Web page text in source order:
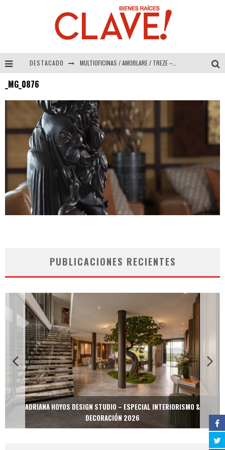
DESTACADO MULTIOFICINAS / AMOBLARE / TREZE – Especial Interiorismo & Decoración 2026
COLINEAL – Especial Interiorismo & Decoración 2026
_MG_0876
PUBLICACIONES RECIENTES
ADRIANA HOYOS DESIGN STUDIO – ESPECIAL INTERIORISMO &
DECORACIÓN 2026